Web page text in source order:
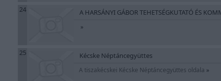
24 A HARSÁNYI GÁBOR TEHETSÉGKUTATÓ ÉS
»
25 Kécske Néptáncegyüttes
A tiszakécskei Kécske Néptáncegyüttes oldala »